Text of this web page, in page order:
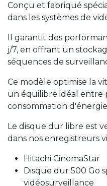
Conçu et fabriqué
dans les systèmes de
Il garantit des
j/7, en offrant un
séquences de
Ce modèle optimise la
un équilibre idéal entre
consommation
Le disque dur libre est
dans nos enregistreurs
Hitachi CinemaStar
Disque dur 500 Go
vidéosurveillance